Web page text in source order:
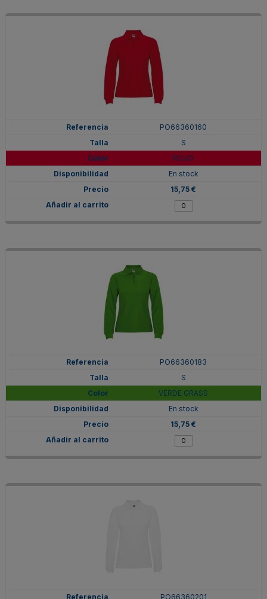
PO66360160
S
ROJO
En stock
15,75 €
PO66360183
S
VERDE GRASS
En stock
15,75 €
PO66360201